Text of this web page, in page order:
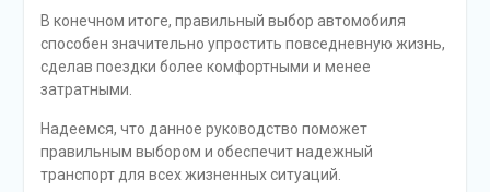
В конечном итоге, правильный выбор автомобиля
способен значительно упростить повседневную жизнь,
сделав поездки более комфортными и менее
затратными.
Надеемся, что данное руководство поможет
правильным выбором и обеспечит надежный
транспорт для всех жизненных ситуаций.